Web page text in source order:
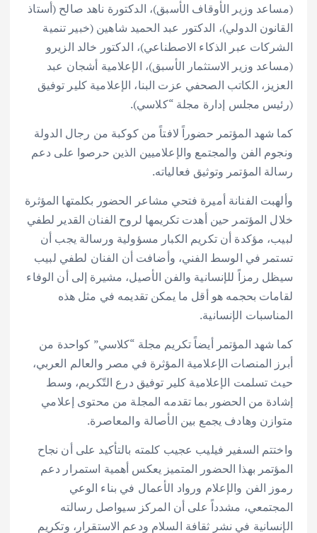
(مساعد وزير الأوقاف الأسبق)، الدكتورة ناهد صالح (أستاذ
القانون الدولي)، الدكتور عبد الحميد شاهين (خبير تنمية
الشركات عبر الذكاء الاصطناعي)، الدكتور خالد الزيرو
(مساعد وزير الاستثمار الأسبق)، الإعلامية أشجان عبد
العزيز، الكاتب الصحفي عزت البنا، الإعلامية كلير توفيق
(رئيس مجلس إدارة مجلة “كلاسي).
كما شهد المؤتمر حضوراً لافتاً من كوكبة من رجال الدولة
ونجوم الفن والمجتمع والإعلاميين الذين حرصوا على دعم
رسالة المؤتمر وتوثيق فعالياته.
وألهبت الفنانة أميرة فتحي مشاعر الحضور بكلمتها المؤثرة
خلال المؤتمر حين أهدت تكريمها لروح الفنان القدير لطفي
لبيب، مؤكدة أن تكريم الكبار مسؤولية ورسالة يجب أن
تستمر في الوسط الفني، وأضافت أن الفنان لطفي لبيب
سيظل رمزاً للإنسانية والفن الأصيل، مشيرة إلى أن الوفاء
لقامات بحجمه هو أقل ما يمكن تقديمه في مثل هذه
المناسبات الإنسانية.
كما شهد المؤتمر أيضاً تكريم مجلة “كلاسي” كواحدة من
أبرز المنصات الإعلامية المؤثرة في مصر والعالم العربي،
حيث تسلمت الإعلامية كلير توفيق درع التّكريم، وسط
إشادة من الحضور بما تقدمه المجلة من محتوى إعلامي
متوازن وهادف يجمع بين الأصالة والمعاصرة.
واختتم السفير فيليب عجيب كلمته بالتأكيد على أن نجاح
المؤتمر بهذا الحضور المتميز يعكس أهمية استمرار دعم
رموز الفن والإعلام ورواد الأعمال في بناء الوعي
المجتمعي، مشدداً على أن المركز سيواصل رسالته
الإنسانية في نشر ثقافة السلام ودعم الاستقرار، وتكريم